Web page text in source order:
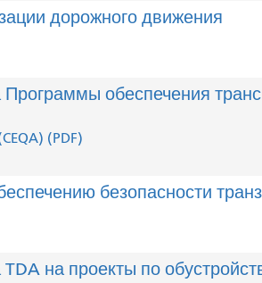
дорожного движения
обеспечения
(PDF)
безопасности
на проекты по